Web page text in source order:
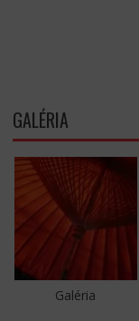
GALÉRIA
Galéria